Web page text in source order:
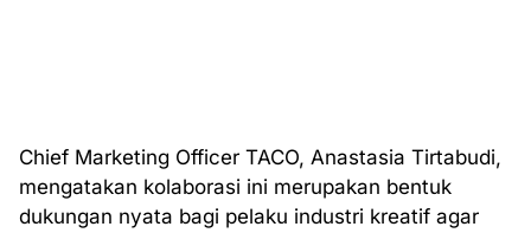
Chief Marketing Officer TACO, Anastasia Tirtabudi,
mengatakan kolaborasi ini merupakan bentuk
dukungan nyata bagi pelaku industri kreatif agar